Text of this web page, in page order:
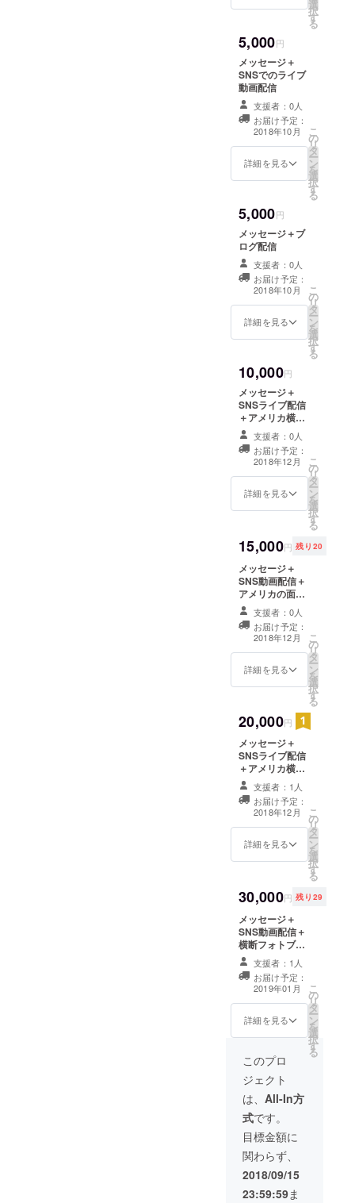
選
択
す
る
5,000円
メッセージ＋
SNSでのライブ
動画配信
支援者：0人
お届け予定：
2018年10月
詳細を見る
こ
の
リ
タ
ー
ン
を
選
択
す
る
5,000円
メッセージ＋ブ
ログ配信
支援者：0人
お届け予定：
2018年10月
詳細を見る
こ
の
リ
タ
ー
ン
を
選
択
す
る
10,000円
メッセージ＋
SNSライブ配信
＋アメリカ横断
中の写真１枚
（一眼レフor
GoPro ）
支援者：0人
お届け予定：
2018年12月
詳細を見る
こ
の
リ
タ
ー
ン
を
選
択
す
る
15,000円 残り20
メッセージ＋
SNS動画配信＋
アメリカの面白
いお土産１個
支援者：0人
お届け予定：
2018年12月
詳細を見る
こ
の
リ
タ
ー
ン
を
選
択
す
る
20,000円
メッセージ＋
SNSライブ配信
＋アメリカ横断
中の写真３枚
（一眼レフor
GoPro）
支援者：1人
お届け予定：
2018年12月
詳細を見る
こ
の
リ
タ
ー
ン
を
選
択
す
る
30,000円 残り29
メッセージ＋
SNS動画配信＋
横断フォトブッ
ク
支援者：1人
お届け予定：
2019年01月
詳細を見る
こ
の
リ
タ
ー
ン
を
選
択
す
る
このプロ
ジェクト
は、 All-In方
式です。
目標金額に
関わらず、
2018/09/15
23:59:59ま